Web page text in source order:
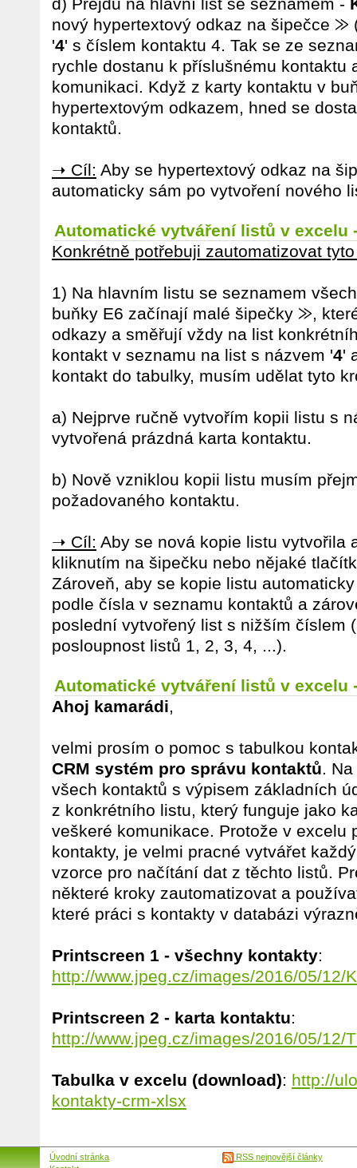
nový hypertextový odkaz na šipečce ⨠
'4' s číslem kontaktu 4. Tak se ze
rychle dostanu k příslušnému kontaktu
komunikaci. Když z karty kontaktu v
hypertextovým odkazem, hned se
kontaktů.
➝ Cíl: Aby se hypertextový odkaz na
automaticky sám po vytvoření nového
Automatické vytváření listů v excelu
Konkrétně potřebuji zautomatizovat
1) Na hlavním listu se seznamem
buňky E6 začínají malé šipečky ⨠,
odkazy a směřují vždy na list
kontakt v seznamu na list s názvem '4'
kontakt do tabulky, musím udělat tyto
a) Nejprve ručně vytvořím kopii listu s
vytvořená prázdná karta kontaktu.
b) Nově vzniklou kopii listu musím
požadovaného kontaktu.
➝ Cíl: Aby se nová kopie listu vytvořila
kliknutím na šipečku nebo nějaké
Zároveň, aby se kopie listu
podle čísla v seznamu kontaktů a
poslední vytvořený list s nižším číslem
posloupnost listů 1, 2, 3, 4, ...).
Automatické vytváření listů v excelu
Ahoj kamarádi,
velmi prosím o pomoc s tabulkou
CRM systém pro správu kontaktů.
všech kontaktů s výpisem základních
z konkrétního listu, který funguje jako
veškeré komunikace. Protože v excelu
kontakty, je velmi pracné vytvářet
vzorce pro načítání dat z těchto listů.
některé kroky zautomatizovat a
které práci s kontakty v databázi
Printscreen 1 - všechny kontakty:
http://www.jpeg.cz/images/2016/05/12/
Printscreen 2 - karta kontaktu:
http://www.jpeg.cz/images/2016/05/12/
Tabulka v excelu (download): http://
kontakty-crm-xlsx
Úvodní stránka
RSS nejnovější články